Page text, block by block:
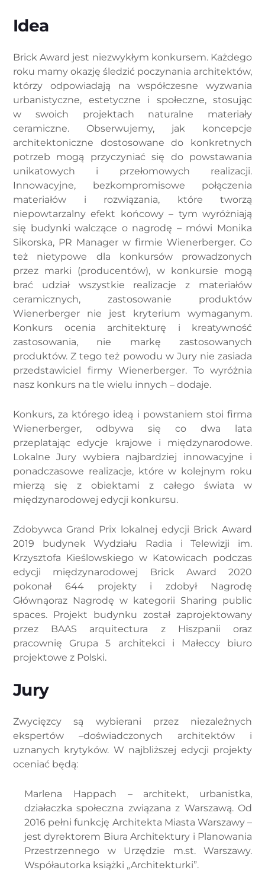
Idea
Brick Award jest niezwykłym konkursem. Każdego
roku mamy okazję śledzić poczynania architektów,
którzy odpowiadają na współczesne wyzwania
urbanistyczne, estetyczne i społeczne, stosując
w swoich projektach naturalne materiały
ceramiczne. Obserwujemy, jak koncepcje
architektoniczne dostosowane do konkretnych
potrzeb mogą przyczyniać się do powstawania
unikatowych i przełomowych realizacji.
Innowacyjne, bezkompromisowe połączenia
materiałów i rozwiązania, które tworzą
niepowtarzalny efekt końcowy – tym wyróżniają
się budynki walczące o nagrodę – mówi Monika
Sikorska, PR Manager w firmie Wienerberger. Co
też nietypowe dla konkursów prowadzonych
przez marki (producentów), w konkursie mogą
brać udział wszystkie realizacje z materiałów
ceramicznych, zastosowanie produktów
Wienerberger nie jest kryterium wymaganym.
Konkurs ocenia architekturę i kreatywność
zastosowania, nie markę zastosowanych
produktów. Z tego też powodu w Jury nie zasiada
przedstawiciel firmy Wienerberger. To wyróżnia
nasz konkurs na tle wielu innych – dodaje.
Konkurs, za którego ideą i powstaniem stoi firma
Wienerberger, odbywa się co dwa lata
przeplatając edycje krajowe i międzynarodowe.
Lokalne Jury wybiera najbardziej innowacyjne i
ponadczasowe realizacje, które w kolejnym roku
mierzą się z obiektami z całego świata w
międzynarodowej edycji konkursu.
Zdobywca Grand Prix lokalnej edycji Brick Award
2019 budynek Wydziału Radia i Telewizji im.
Krzysztofa Kieślowskiego w Katowicach podczas
edycji międzynarodowej Brick Award 2020
pokonał 644 projekty i zdobył Nagrodę
Głównąoraz Nagrodę w kategorii Sharing public
spaces. Projekt budynku został zaprojektowany
przez BAAS arquitectura z Hiszpanii oraz
pracownię Grupa 5 architekci i Małeccy biuro
projektowe z Polski.
Jury
Zwycięzcy są wybierani przez niezależnych
ekspertów –doświadczonych architektów i
uznanych krytyków. W najbliższej edycji projekty
oceniać będą:
Marlena Happach – architekt, urbanistka,
działaczka społeczna związana z Warszawą. Od
2016 pełni funkcję Architekta Miasta Warszawy –
jest dyrektorem Biura Architektury i Planowania
Przestrzennego w Urzędzie m.st. Warszawy.
Współautorka książki „Architekturki”.